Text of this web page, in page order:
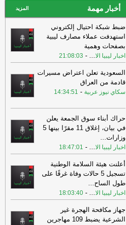
أخبار مهمة المزيد
ضبط شبكة احتيال إلكتروني
استهدفت عملاء مصارف ليبية
بصفحات وهمية
اخبار ليبيا الا...
-
21:08:03
السعودية تعلن اعتراض مسيرات
قادمة من العراق
سكاي نيوز عربية -
14:34:51
حراك أبناء سوق الجمعة يعلن
في بيان، إغلاق 11 مقرًا بينها 5
وزارات...
اخبار ليبيا الا...
-
18:47:01
أعلنت هيئة السلامة الوطنية
تسجيل 5 حالات وفاة غرقًا على
طول الساح...
اخبار ليبيا الا...
-
18:03:40
جهاز مكافحة الهجرة غير
الشرعية يضبط 109 مهاجرين